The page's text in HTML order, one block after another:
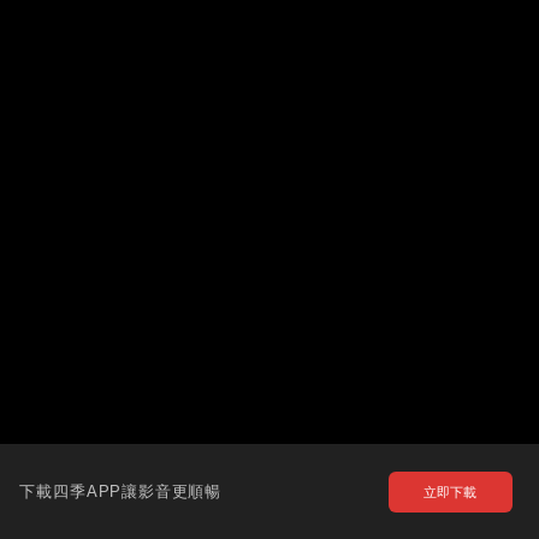
下載四季APP讓影音更順暢 立即下載